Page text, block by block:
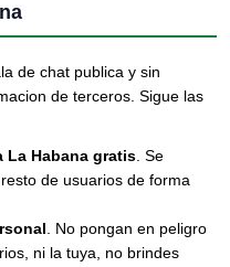
de chat publica y sin
de terceros. Sigue las
La Habana gratis . Se
de usuarios de forma
. No pongan en peligro
ni la tuya, no brindes